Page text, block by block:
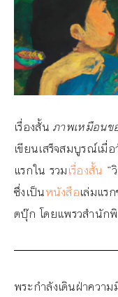
เรื่องสั้นภาพเหมือนข
เขียนเสร็จสมบูรณ์เ
แรกใน รวมเรื่องสั้น “
ซึ่งเป็นหนังสือเล่มแร
ตบุ๊ก โดยแพรวสำนัก
พระกำลังเดินฝ่าควา